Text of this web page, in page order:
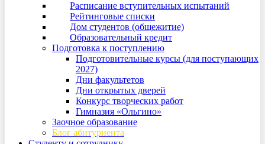
Расписание вступительных испытаний
Рейтинговые списки
Дом студентов (общежитие)
Образовательный кредит
Подготовка к поступлению
Подготовительные курсы (для поступающих
2027)
Дни факультетов
Дни открытых дверей
Конкурс творческих работ
Гимназия «Ольгино»
Заочное образование
Блог абитуриента